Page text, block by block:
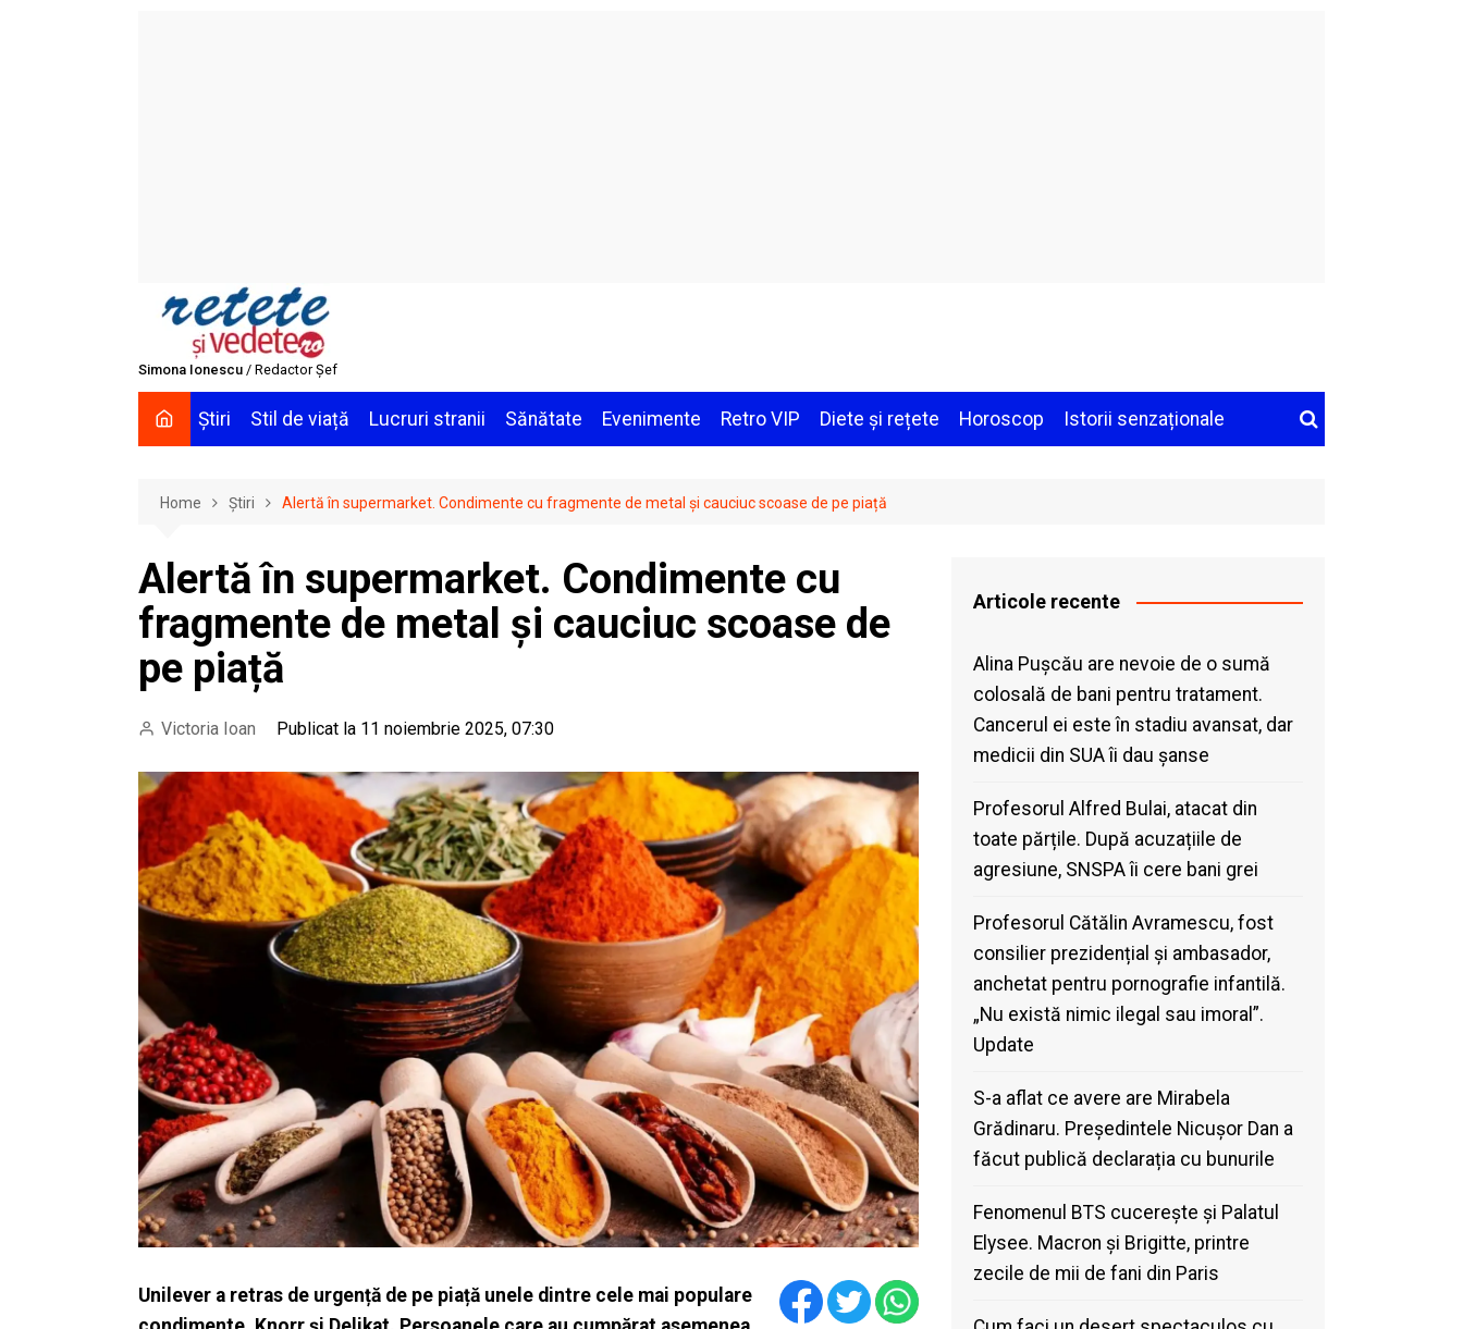
Simona Ionescu / Redactor Șef
Știri Stil de viață Lucruri stranii Sănătate Evenimente Retro VIP Diete și rețete Horoscop Istorii senzaționale
Home Știri Alertă în supermarket. Condimente cu fragmente de metal și cauciuc scoase de pe piață
Alertă în supermarket. Condimente cu
fragmente de metal și cauciuc scoase de
pe piață
Victoria Ioan Publicat la 11 noiembrie 2025, 07:30
Unilever a retras de urgență de pe piață unele dintre cele mai populare
Articole recente
Alina Pușcău are nevoie de o sumă
colosală de bani pentru tratament.
Cancerul ei este în stadiu avansat, dar
medicii din SUA îi dau șanse
Profesorul Alfred Bulai, atacat din
toate părțile. După acuzațiile de
agresiune, SNSPA îi cere bani grei
Profesorul Cătălin Avramescu, fost
consilier prezidențial și ambasador,
anchetat pentru pornografie infantilă.
„Nu există nimic ilegal sau imoral”.
Update
S-a aflat ce avere are Mirabela
Grădinaru. Președintele Nicușor Dan a
făcut publică declarația cu bunurile
Fenomenul BTS cucerește și Palatul
Elysee. Macron și Brigitte, printre
zecile de mii de fani din Paris